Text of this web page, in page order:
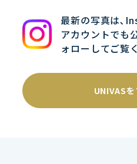
最新の写真は､
アカウントでも
ォローしてご覧
UNIVAS